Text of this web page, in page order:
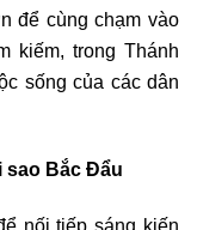
để cùng chạm vào
kiếm, trong Thánh
sống của các dân
sao Bắc Đẩu
nối tiếp sáng kiến